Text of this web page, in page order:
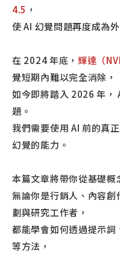
4.5 ，
使 AI 幻覺問題再度成為
在 2024 年底， 輝達（
覺短期內難以完全消除，
如今即將踏入 2026 年，
題。
我們需要使用 AI 前的真
幻覺的能力。
本篇文章將帶你從基礎概
無論你是行銷人、內容
劃與研究工作者，
都能學會如何透過提示
等方法，